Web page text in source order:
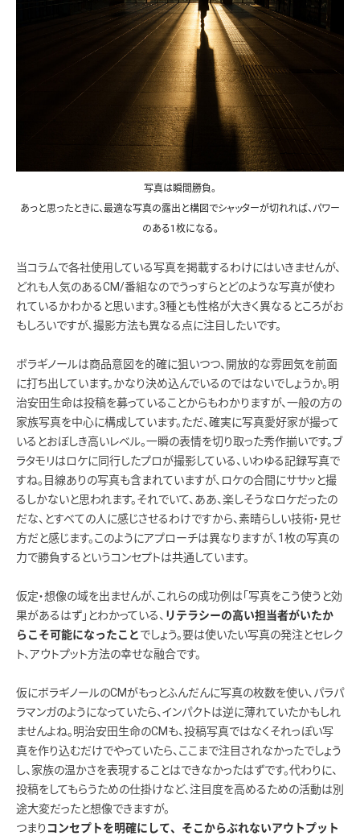
写真は瞬間勝負。
あっと思ったときに、最適な写真の露出と構図でシャッターが切れれば、パワー
のある1枚になる。
当コラムで各社使用している写真を掲載するわけにはいきませんが、
どれも人気のあるCM/番組なのでうっすらとどのような写真が使わ
れているかわかると思います。3種とも性格が大きく異なるところがお
もしろいですが、撮影方法も異なる点に注目したいです。
ボラギノールは商品意図を的確に狙いつつ、開放的な雰囲気を前面
に打ち出しています。かなり決め込んでいるのではないでしょうか。明
治安田生命は投稿を募っていることからもわかりますが、一般の方の
家族写真を中心に構成しています。ただ、確実に写真愛好家が撮って
いるとおぼしき高いレベル。一瞬の表情を切り取った秀作揃いです。ブ
ラタモリはロケに同行したプロが撮影している、いわゆる記録写真で
すね。目線ありの写真も含まれていますが、ロケの合間にササッと撮
るしかないと思われます。それでいて、ああ、楽しそうなロケだったの
だな、とすべての人に感じさせるわけですから、素晴らしい技術・見せ
方だと感じます。このようにアプローチは異なりますが、1枚の写真の
力で勝負するというコンセプトは共通しています。
仮定・想像の域を出ませんが、これらの成功例は「写真をこう使うと効
果があるはず」とわかっている、 リテラシーの高い担当者がいたか
らこそ可能になったこと でしょう。要は使いたい写真の発注とセレク
ト、アウトプット方法の幸せな融合です。
仮にボラギノールのCMがもっとふんだんに写真の枚数を使い、パラパ
ラマンガのようになっていたら、インパクトは逆に薄れていたかもしれ
ませんよね。明治安田生命のCMも、投稿写真ではなくそれっぽい写
真を作り込むだけでやっていたら、ここまで注目されなかったでしょう
し、家族の温かさを表現することはできなかったはずです。代わりに、
投稿をしてもらうための仕掛けなど、注目度を高めるための活動は別
途大変だったと想像できますが。
つまり コンセプトを明確にして、そこからぶれないアウトプット